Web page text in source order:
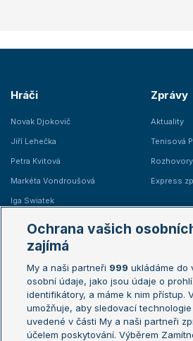
Hráči
Novak Djokovič
Jiří Lehečka
Petra Kvitová
Markéta Vondroušová
Iga Swiatek
Zprávy
Aktuality
Tenisová
Rozhovory
Express
Žebříčky
Žebříček ATP (muži)
Žebříček WTA (ženy)
Sázkařský žebříček
Australian
French
Wimbledon
US Open
Ochrana vašich
zajímá
My a naši partneři 999 ukládáme do
osobní údaje, jako jsou údaje o
identifikátory, a máme k nim přístup.
umožňuje, aby sledovací
uvedené v části My a naši partneři
účelem poskytování. Výběrem